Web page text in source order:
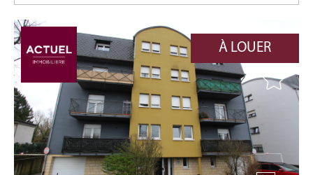
À LOUER